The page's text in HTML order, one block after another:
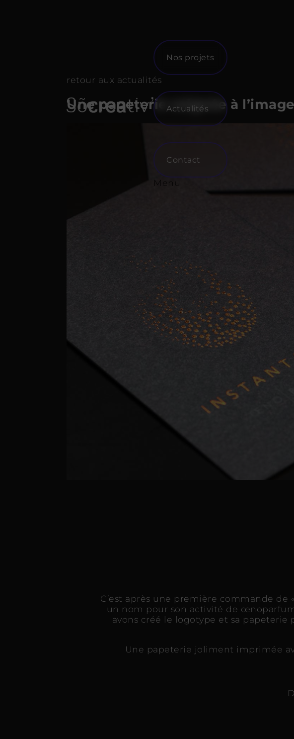
Nos projets
Actualités
Contact
Menu
retour aux actualités
Une papeterie soignée à
C’est après une première commande
un nom pour son activité de
avons créé le logotype et sa
Une papeterie joliment imprimée